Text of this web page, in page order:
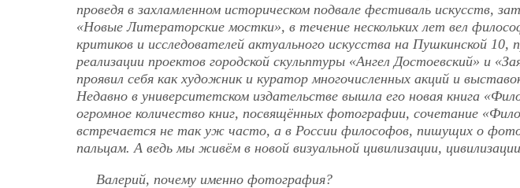
проведя в захламленном историческом подвале фестиваль искусств,
«Новые Литераторские мостки», в течение нескольких лет вел
критиков и исследователей актуального искусства на Пушкинской 10,
реализации проектов городской скульптуры «Ангел Достоевский» и
проявил себя как художник и куратор многочисленных акций и
Недавно в университетском издательстве вышла его новая книга
огромное количество книг, посвящённых фотографии, сочетание
встречается не так уж часто, а в России философов, пишущих о
пальцам. А ведь мы живём в новой визуальной цивилизации,
Валерий, почему именно фотография?